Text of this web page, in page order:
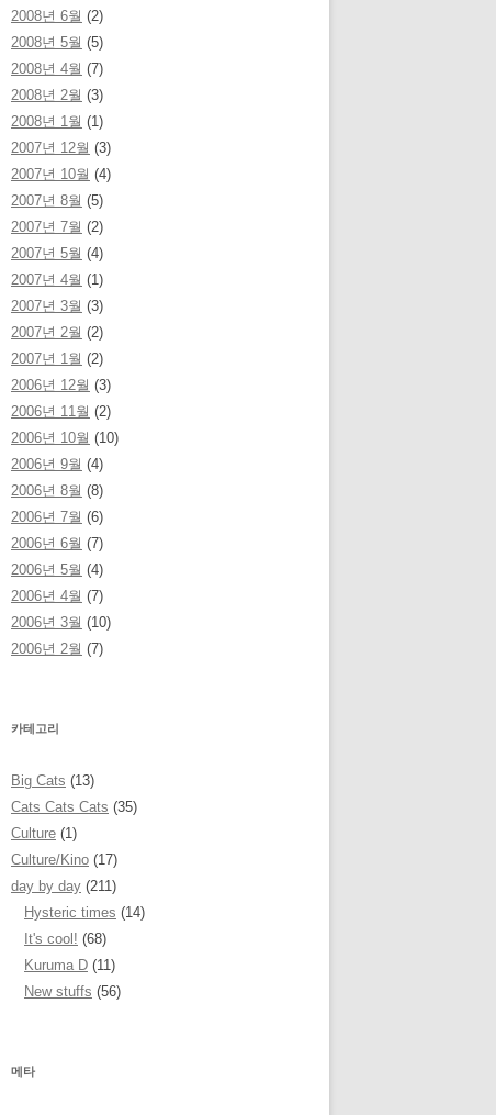
2008년 6월 (2)
2008년 5월 (5)
2008년 4월 (7)
2008년 2월 (3)
2008년 1월 (1)
2007년 12월 (3)
2007년 10월 (4)
2007년 8월 (5)
2007년 7월 (2)
2007년 5월 (4)
2007년 4월 (1)
2007년 3월 (3)
2007년 2월 (2)
2007년 1월 (2)
2006년 12월 (3)
2006년 11월 (2)
2006년 10월 (10)
2006년 9월 (4)
2006년 8월 (8)
2006년 7월 (6)
2006년 6월 (7)
2006년 5월 (4)
2006년 4월 (7)
2006년 3월 (10)
2006년 2월 (7)
카테고리
Big Cats (13)
Cats Cats Cats (35)
Culture (1)
Culture/Kino (17)
day by day (211)
Hysteric times (14)
It's cool! (68)
Kuruma D (11)
New stuffs (56)
메타